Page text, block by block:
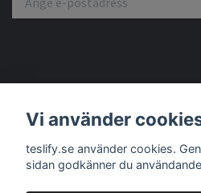
Vi använder
teslify.se använder cookies.
sidan godkänner du